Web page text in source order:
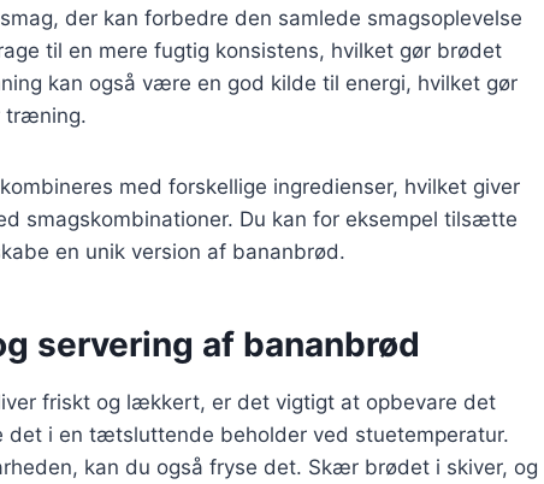
der kan forbedre den samlede smagsoplevelse
til en mere fugtig konsistens, hvilket gør brødet
kan også være en god kilde til energi, hvilket gør
træning.
med forskellige ingredienser, hvilket giver
smagskombinationer. Du kan for eksempel tilsætte
en unik version af bananbrød.
servering af bananbrød
friskt og lækkert, er det vigtigt at opbevare det
det i en tætsluttende beholder ved stuetemperatur.
kan du også fryse det. Skær brødet i skiver, og